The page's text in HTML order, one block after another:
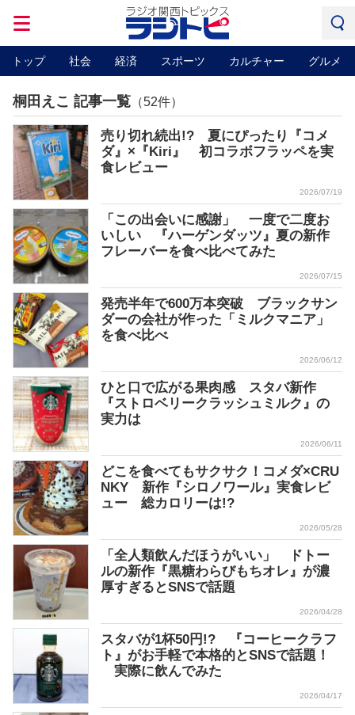
トップ 社会 経済 スポーツ カルチャー グルメ
桐田えこ 記事一覧 （52件）
売り切れ続出!? 夏にぴったり『コメ
ダ』×『Kiri』 初コラボフラッペを実
食レビュー
2026/07/19
「この出会いに感謝」 一度で二度お
いしい 『ハーゲンダッツ』夏の新作
フレーバーを食べ比べてみた
2026/07/15
発売半年で600万本突破 ブラックサン
ダーの会社が作った「ミルクマニア」
を食べ比べ
2026/06/12
ひと口で広がる果肉感 スタバ新作
『ストロベリークラッシュミルク』の
実力は
2026/06/11
どこを食べてもサクサク！コメダ×CRU
NKY 新作『シロノワール』実食レビ
ュー 総カロリーは!?
2026/05/28
「全人類飲んだほうがいい」 ドトー
ルの新作『黒糖わらびもちオレ』が濃
厚すぎるとSNSで話題
2026/04/28
スタバが1杯50円!? 『コーヒークラフ
ト』がお手軽で本格的とSNSで話題！
実際に飲んでみた
2026/04/17